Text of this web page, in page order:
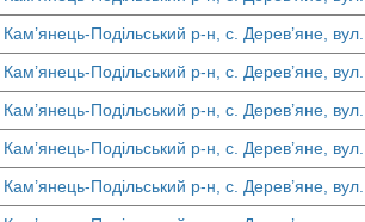
Подільський р-н, с. Дерев’яне,
Подільський р-н, с. Дерев’яне,
Подільський р-н, с. Дерев’яне,
Подільський р-н, с. Дерев’яне,
Подільський р-н, с. Дерев’яне,